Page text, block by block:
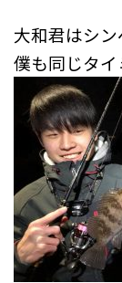
大和君はシン
僕も同じタイ